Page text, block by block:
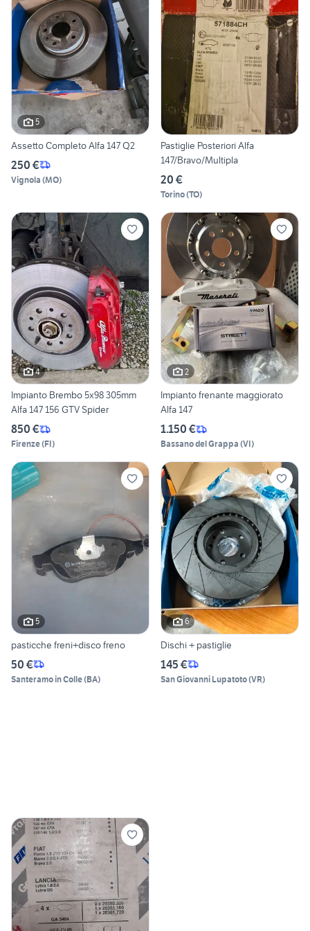
5
Assetto Completo Alfa 147 Q2
250 €
Vignola (MO)
Pastiglie Posteriori Alfa
147/Bravo/Multipla
20 €
Torino(TO)
4
Impianto Brembo 5x98 305mm
Alfa 147 156 GTV Spider
850 €
Firenze(FI)
2
Impianto frenante maggiorato
Alfa 147
1.150 €
Bassano del Grappa (VI)
5
pasticche freni+disco freno
50 €
Santeramo in Colle(BA)
6
Dischi + pastiglie
145 €
San Giovanni Lupatoto(VR)